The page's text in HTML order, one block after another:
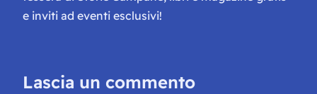
e inviti ad eventi esclusivi!
Lascia un commento